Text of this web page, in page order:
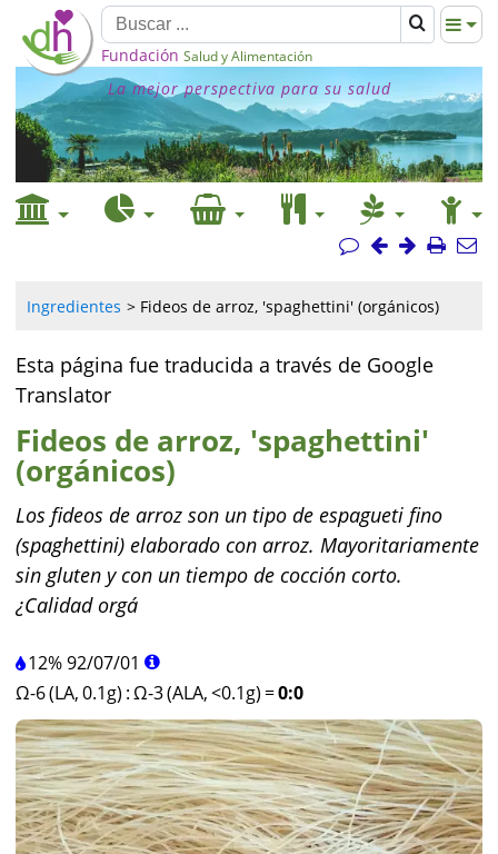
Fundación Salud y Alimentación
La mejor perspectiva para su salud
Ingredientes Fideos de arroz, 'spaghettini' (orgánicos)
Esta página fue traducida a través de Google
Translator
Fideos de arroz, 'spaghettini'
(orgánicos)
Los fideos de arroz son un tipo de espagueti fino
(spaghettini) elaborado con arroz. Mayoritariamente
sin gluten y con un tiempo de cocción corto.
¿Calidad orgá
12%92/07/01
Ω-6 (LA, 0.1g) :Ω-3 (ALA, <0.1g) =0:0